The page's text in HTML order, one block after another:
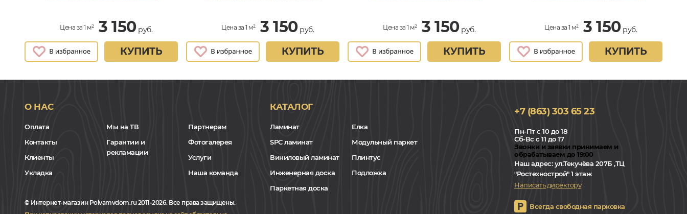
Цена за 1 м² 3 150руб.
КУПИТЬ
Цена за 1 м² 3 150руб.
КУПИТЬ
Цена за 1 м² 3 150руб.
КУПИТЬ
Цена за 1 м² 3 150руб.
КУПИТЬ
О НАС
Оплата
Контакты
Клиенты
Укладка
Мы на ТВ
Гарантии и
рекламации
Партнерам
Фотогалерея
Услуги
Наша команда
КАТАЛОГ
Ламинат
SPC ламинат
Виниловый ламинат
Инженерная доска
Паркетная доска
Елка
Модульный паркет
Плинтус
Подложка
+7 (863) 303 65 23
Пн-Пт с 10 до 18
Сб-Вс с 11 до 17
Звонки и заявки принимаем и
обрабатываем до 19:00
Наш адрес:ул.Текучёва 207Б ,ТЦ
"Ростехнострой" 1 этаж
Написать директору
Всегда свободная парковка
© Интернет-магазин Polvamvdom.ru 2011-2026. Все права защищены.